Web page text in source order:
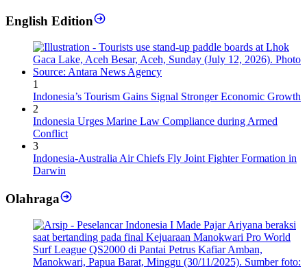
English Edition
1
Indonesia’s Tourism Gains Signal Stronger Economic Growth
2
Indonesia Urges Marine Law Compliance during Armed
Conflict
3
Indonesia-Australia Air Chiefs Fly Joint Fighter Formation in
Darwin
Olahraga